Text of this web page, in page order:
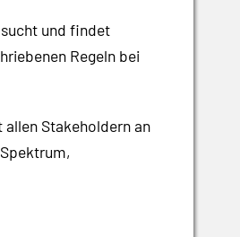
und findet
Regeln bei
Stakeholdern an